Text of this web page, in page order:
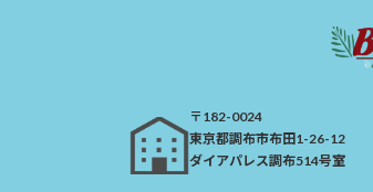
〒182-0024
​東京都調布市布田1-26-12
ダイアパレス調布514号室